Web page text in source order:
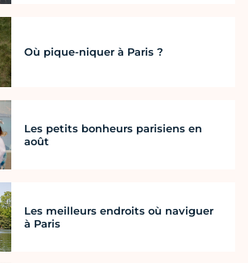
Où pique-niquer à Paris ?
Les petits bonheurs parisiens en
août
Les meilleurs endroits où naviguer
à Paris